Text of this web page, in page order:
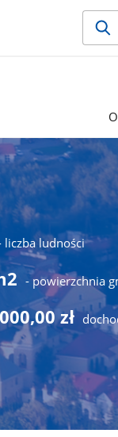
liczba ludności
- powierzchnia
zł